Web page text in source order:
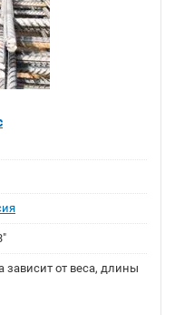
зависит от веса, длины